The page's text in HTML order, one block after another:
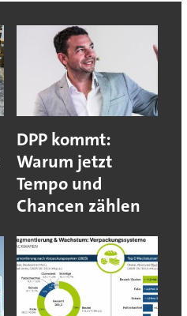
DPP kommt:
Warum jetzt
Tempo und
Chancen zählen